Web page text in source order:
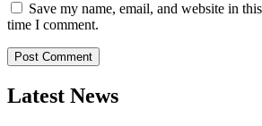
Save my name, email, and website in
time I comment.
Latest News